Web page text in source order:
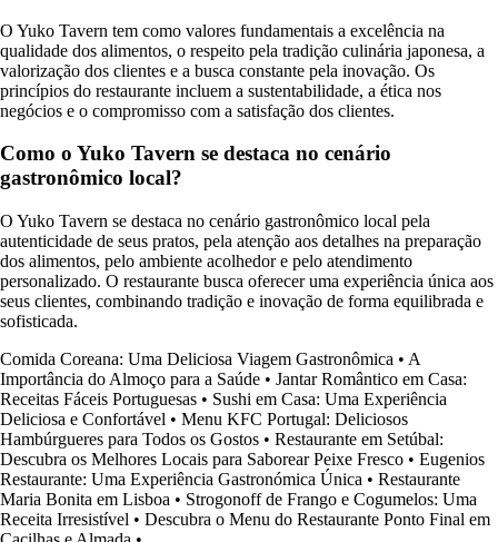
O Yuko Tavern tem como valores fundamentais a excelência na
qualidade dos alimentos, o respeito pela tradição culinária japonesa, a
valorização dos clientes e a busca constante pela inovação. Os
princípios do restaurante incluem a sustentabilidade, a ética nos
negócios e o compromisso com a satisfação dos clientes.
Como o Yuko Tavern se destaca no cenário
gastronômico local?
O Yuko Tavern se destaca no cenário gastronômico local pela
autenticidade de seus pratos, pela atenção aos detalhes na preparação
dos alimentos, pelo ambiente acolhedor e pelo atendimento
personalizado. O restaurante busca oferecer uma experiência única aos
seus clientes, combinando tradição e inovação de forma equilibrada e
sofisticada.
Comida Coreana: Uma Deliciosa Viagem Gastronômica • A
Importância do Almoço para a Saúde • Jantar Romântico em Casa:
Receitas Fáceis Portuguesas • Sushi em Casa: Uma Experiência
Deliciosa e Confortável • Menu KFC Portugal: Deliciosos
Hambúrgueres para Todos os Gostos • Restaurante em Setúbal:
Descubra os Melhores Locais para Saborear Peixe Fresco • Eugenios
Restaurante: Uma Experiência Gastronómica Única • Restaurante
Maria Bonita em Lisboa • Strogonoff de Frango e Cogumelos: Uma
Receita Irresistível • Descubra o Menu do Restaurante Ponto Final em